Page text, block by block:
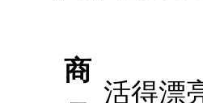
商
活得漂